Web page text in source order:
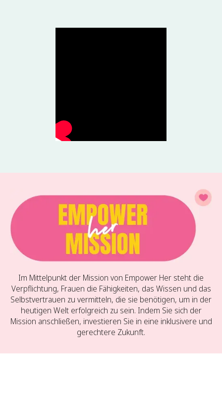
Im Mittelpunkt der Mission von Empower Her steht die
Verpflichtung, Frauen die Fähigkeiten, das Wissen und das
Selbstvertrauen zu vermitteln, die sie benötigen, um in der
heutigen Welt erfolgreich zu sein. Indem Sie sich der
Mission anschließen, investieren Sie in eine inklusivere und
gerechtere Zukunft.